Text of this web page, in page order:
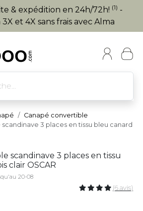
& expédition en 24h/72h! (1) -
et 4X sans frais avec Alma
Canapé convertible
3 places en tissu bleu canard
scandinave 3 places en tissu
clair OSCAR
20-08
(6 avis)